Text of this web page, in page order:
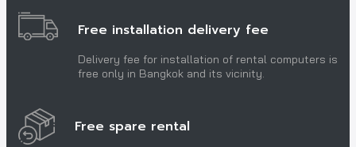
Free installation delivery fee
Delivery fee for installation of rental computers is
free only in Bangkok and its vicinity.
Free spare rental